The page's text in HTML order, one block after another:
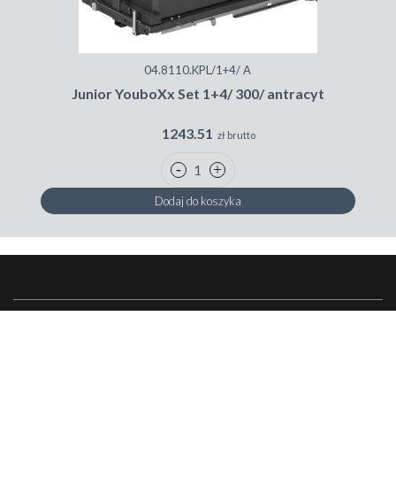
04.8110.KPL/1+4/ A
Junior YouboXx Set 1+4/ 300/ antracyt
1243.51 zł brutto
Dodaj do koszyka